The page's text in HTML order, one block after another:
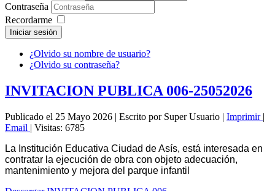
Contraseña
Recordarme
Iniciar sesión
¿Olvido su nombre de usuario?
¿Olvido su contraseña?
INVITACION PUBLICA 006-25052026
Publicado el 25 Mayo 2026 | Escrito por Super Usuario | Imprimir |
Email | Visitas: 6785
La Institución Educativa Ciudad de Asís, está interesada en
contratar la ejecución de obra con objeto adecuación,
mantenimiento y mejora del parque infantil